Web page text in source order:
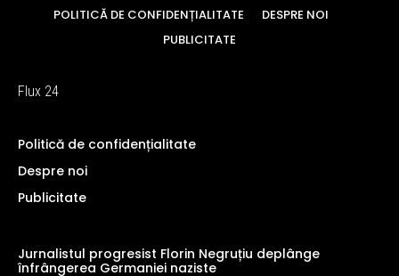
POLITICĂ DE CONFIDENȚIALITATE
DESPRE NOI
PUBLICITATE
Flux 24
Politică de confidențialitate
Despre noi
Publicitate
Jurnalistul progresist Florin Negruțiu deplânge
înfrângerea Germaniei naziste